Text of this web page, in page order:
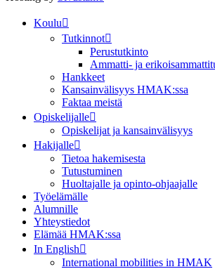
Koulu
Tutkinnot
Perustutkinto
Ammatti- ja
Hankkeet
Kansainvälisyys HMAK:ssa
Faktaa meistä
Opiskelijalle
Opiskelijat ja kansainvälisyys
Hakijalle
Tietoa hakemisesta
Tutustuminen
Huoltajalle ja opinto-ohjaajalle
Työelämälle
Alumnille
Yhteystiedot
Elämää HMAK:ssa
In English
International mobilities in HMAK